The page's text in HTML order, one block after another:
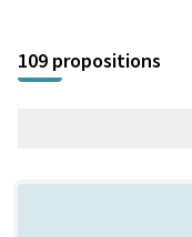
+
−
109 propositions